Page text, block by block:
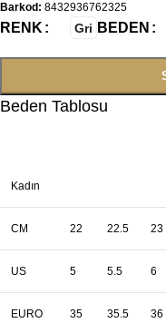
Barkod: 8432936762325
RENK Gri BEDEN
Beden Tablosu
Kadın
CM 22 22.5 23
US 5 5.5 6
EURO 35 35.5 36